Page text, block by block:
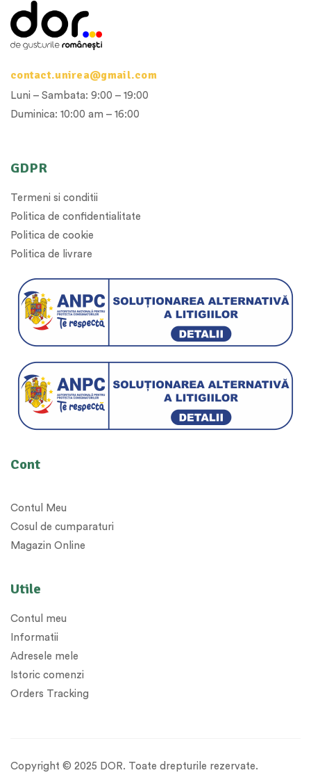
GDPR
Termeni si conditii
Politica de confidentialitate
Politica de cookie
Politica de livrare
Cont
Contul Meu
Cosul de cumparaturi
Magazin Online
Utile
Contul meu
Informatii
Adresele mele
Istoric comenzi
Orders Tracking
contact.unirea@gmail.com
Luni – Sambata: 9:00 – 19:00
Duminica: 10:00 am – 16:00
Copyright © 2025 DOR. Toate drepturile rezervate.